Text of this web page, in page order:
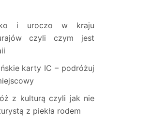
i uroczo w kraju
czyli czym jest
karty IC – podróżuj
z kulturą czyli jak nie
z piekła rodem